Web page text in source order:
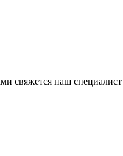
свяжется наш специалист